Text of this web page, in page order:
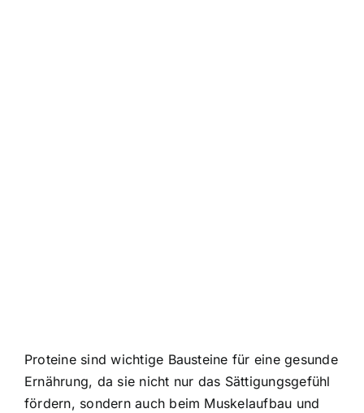
Proteine sind wichtige Bausteine für eine gesunde
Ernährung, da sie nicht nur das Sättigungsgefühl
fördern, sondern auch beim Muskelaufbau und